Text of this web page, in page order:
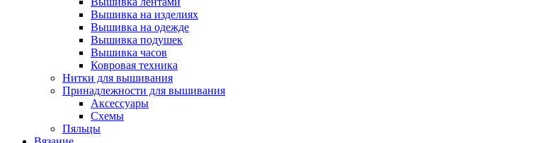
Вышивка на изделиях
Вышивка на одежде
Вышивка подушек
Вышивка часов
Ковровая техника
Нитки для вышивания
Принадлежности для вышивания
Аксессуары
Схемы
Пяльцы